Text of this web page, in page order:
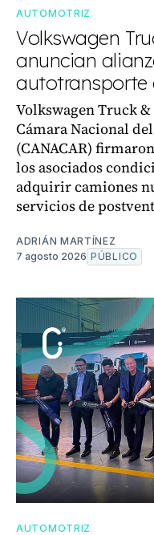
AUTOMOTRIZ
Volkswagen
anuncian
autotransporte
Volkswagen Truck
Cámara Nacional
(CANACAR)
los asociados
adquirir camiones
servicios de
ADRIÁN MARTÍNEZ
7 agosto 2026 PÚBLICO
AUTOMOTRIZ